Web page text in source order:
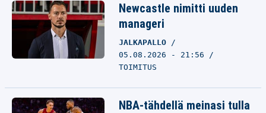
Newcastle nimitti uuden
manageri
JALKAPALLO
05.08.2026 - 21:56
TOIMITUS
NBA-tähdellä meinasi tulla